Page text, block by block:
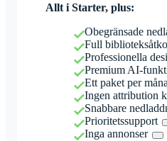
Allt i Starter, plus:
Obegränsade
Full
Professionella
Premium AI-
Ett paket per
Ingen attribution
Snabbare
Prioritetssupport
Inga annonser